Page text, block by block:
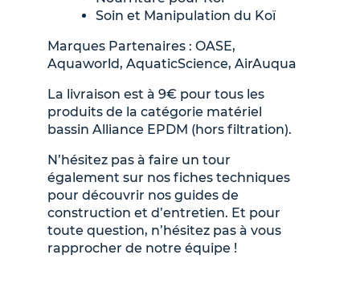
Soin et Manipulation du Koï
Marques Partenaires : OASE,
Aquaworld, AquaticScience, AirAuqua
La livraison est à 9€ pour tous les
produits de la catégorie matériel
bassin Alliance EPDM (hors filtration).
N’hésitez pas à faire un tour
également sur nos fiches techniques
pour découvrir nos guides de
construction et d’entretien. Et pour
toute question, n’hésitez pas à vous
rapprocher de notre équipe !